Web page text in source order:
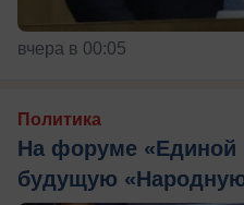
вчера в 00:05
Политика
На форуме «Единой
будущую